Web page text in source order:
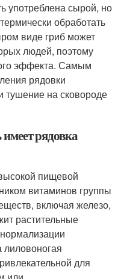
употреблена сырой, но
обработать
виде гриб может
людей, поэтому
эффекта. Самым
рядовки
тушение на сковороде
рядовка
пищевой
витаминов группы
включая железо,
растительные
для